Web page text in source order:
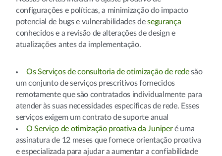
configurações e políticas, a minimização do impacto
potencial de bugs e vulnerabilidades desegurança
conhecidos e a revisão de alterações de design e
atualizações antes da implementação.
Os Serviços de consultoria de otimização de redesão
um conjunto de serviços prescritivos fornecidos
remotamente que são contratados individualmente para
atender às suas necessidades específicas de rede. Esses
serviços exigem um contrato de suporte anual
O Serviço de otimização proativa da Juniperé uma
assinatura de 12 meses que fornece orientação proativa
e especializada para ajudar a aumentar a confiabilidade